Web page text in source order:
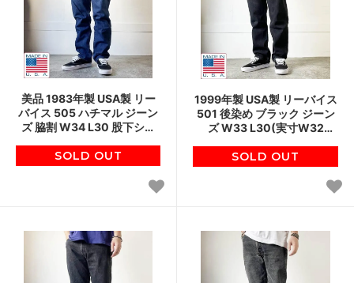
美品 1983年製 USA製 リー
バイス 505 ハチマル ジーン
ズ 脇割 W34 L30 股下シン
テッチ 80s 濃いめ D152
SOLD OUT
1999年製 USA製 リーバイス
501 後染め ブラック ジーン
ズ W33 L30(実寸W32
リカ製 ビンテージ D152
SOLD OUT